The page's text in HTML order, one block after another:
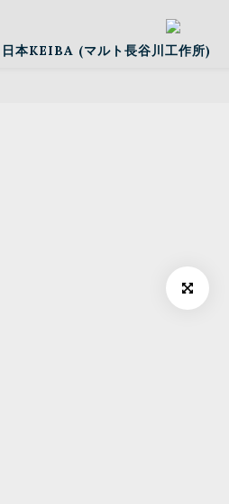
日本KEIBA (マルト長谷川工作所)